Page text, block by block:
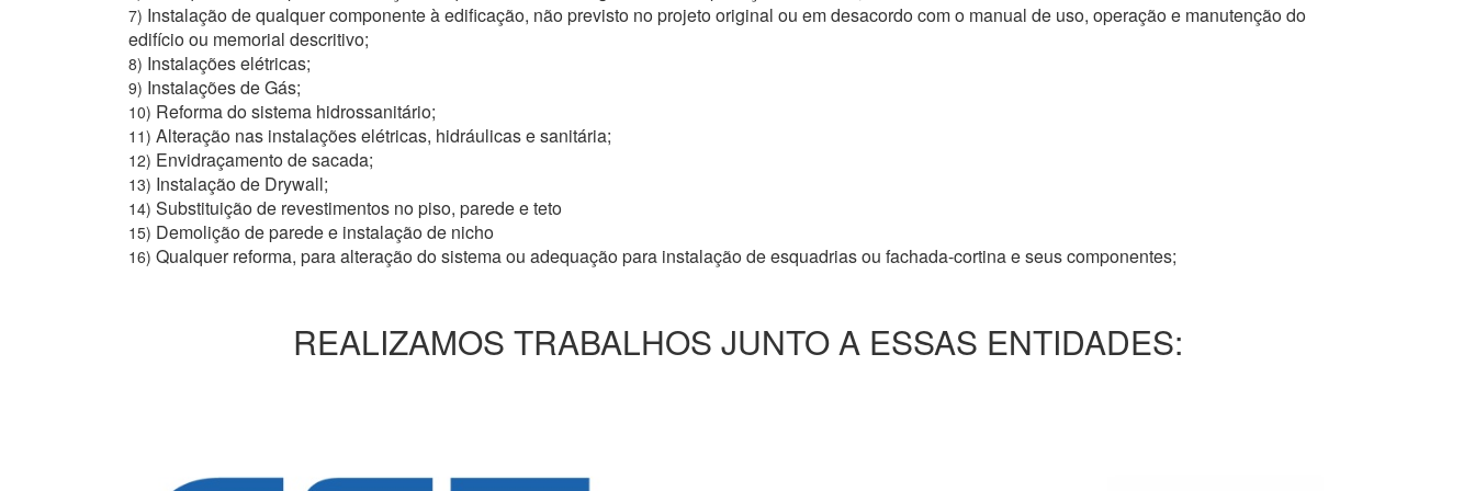
7) Instalação de qualquer componente à edificação, não previsto no projeto original ou em desacordo com o manual de uso, operação e manutenção do
edifício ou memorial descritivo;
8) Instalações elétricas;
9) Instalações de Gás;
10) Reforma do sistema hidrossanitário;
11) Alteração nas instalações elétricas, hidráulicas e sanitária;
12) Envidraçamento de sacada;
13) Instalação de Drywall;
14) Substituição de revestimentos no piso, parede e teto
15) Demolição de parede e instalação de nicho
16) Qualquer reforma, para alteração do sistema ou adequação para instalação de esquadrias ou fachada-cortina e seus componentes;
REALIZAMOS TRABALHOS JUNTO A ESSAS ENTIDADES: